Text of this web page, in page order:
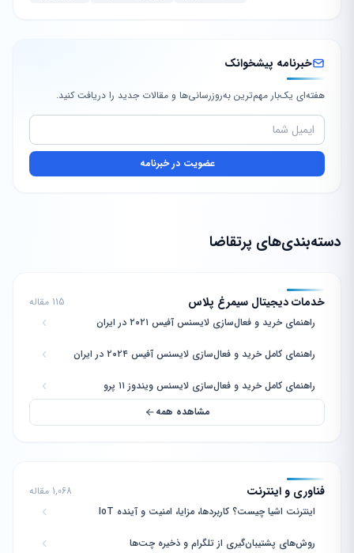
خبرنامه پیشخوانک
هفته‌ای یک‌بار مهم‌ترین به‌روزرسانی‌ها و مقالات جدید را دریافت کنید.
عضویت در خبرنامه
دسته‌بندی‌های پرتقاضا
خدمات دیجیتال سیمرغ پلاس
115 مقاله
راهنمای خرید و فعال‌سازی لایسنس آفیس ۲۰۲۱ در ایران
راهنمای کامل خرید و فعال‌سازی لایسنس آفیس ۲۰۲۴ در ایران
راهنمای کامل خرید و فعال‌سازی لایسنس ویندوز ۱۱ پرو
مشاهده همه
فناوری و اینترنت
1,068 مقاله
اینترنت اشیا چیست؟ کاربردها، مزایا، امنیت و آینده IoT
روش‌های پشتیبان‌گیری از تلگرام و ذخیره چت‌ها